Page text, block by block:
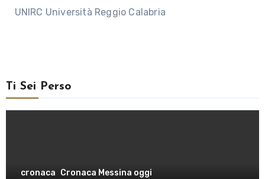
UNIRC Università Reggio Calabria
Ti Sei Perso
cronaca Cronaca Messina oggi